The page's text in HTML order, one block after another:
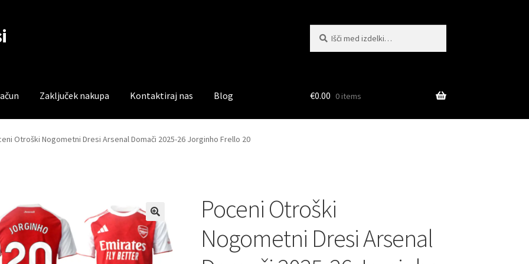
Zaključek nakupa Kontaktiraj nas Blog
Trgovina Zaključek nakupa
€0.00 0 items
Otroški Nogometni Dresi Arsenal Domači 2025-26 Jorginho Frello 20
Poceni Otroški
Nogometni Dresi Arsenal